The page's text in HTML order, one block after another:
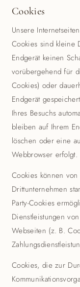
Cookies
Unsere
Cookies sind kleine
Endgerät keinen
vorübergehend für
Cookies) oder
Endgerät
Ihres Besuchs
bleiben auf Ihrem
löschen oder eine
Webbrowser erfolgt.
Cookies können von
Drittunternehmen
Party-Cookies
Dienstleistungen
Webseiten (z. B.
Cookies, die zur